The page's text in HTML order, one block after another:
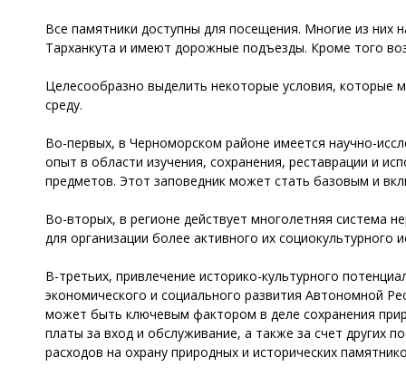
Все памятники доступны для посещения. Многие из них
Тарханкута и имеют дорожные подъезды. Кроме того
Целесообразно выделить некоторые условия, которые
среду.
Во-первых, в Черноморском районе имеется научно-
опыт в области изучения, сохранения, реставрации и
предметов. Этот заповедник может стать базовым и
Во-вторых, в регионе действует многолетняя система
для организации более активного их социокультурного
В-третьих, привлечение историко-культурного
экономического и социального развития Автономной
может быть ключевым фактором в деле сохранения
платы за вход и обслуживание, а также за счет других
расходов на охрану природных и исторических